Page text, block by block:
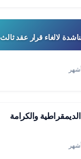
لالغاء قرار عقد ثالث
والكرامة